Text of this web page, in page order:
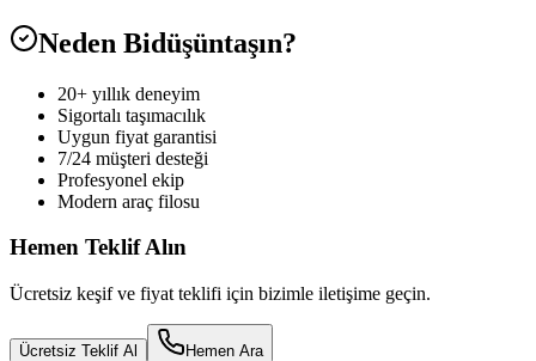
Neden Bidüşüntaşın?
20+ yıllık deneyim
Sigortalı taşımacılık
Uygun fiyat garantisi
7/24 müşteri desteği
Profesyonel ekip
Modern araç filosu
Hemen Teklif Alın
Ücretsiz keşif ve fiyat teklifi için bizimle iletişime geçin.
Ücretsiz Teklif Al Hemen Ara